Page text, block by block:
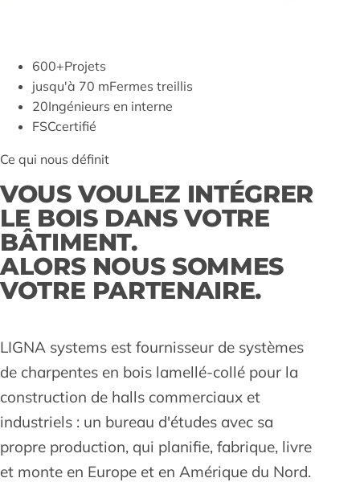
600+Projets
jusqu'à 70 mFermes treillis
20Ingénieurs en interne
FSCcertifié
Ce qui nous définit
VOUS VOULEZ INTÉGRER
LE BOIS DANS VOTRE
BÂTIMENT.
ALORS NOUS SOMMES
VOTRE PARTENAIRE.
LIGNA systems est fournisseur de systèmes
de charpentes en bois lamellé-collé pour la
construction de halls commerciaux et
industriels : un bureau d'études avec sa
propre production, qui planifie, fabrique, livre
et monte en Europe et en Amérique du Nord.